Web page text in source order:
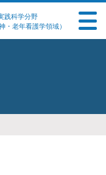
践科学分野
・老年看護学領域）